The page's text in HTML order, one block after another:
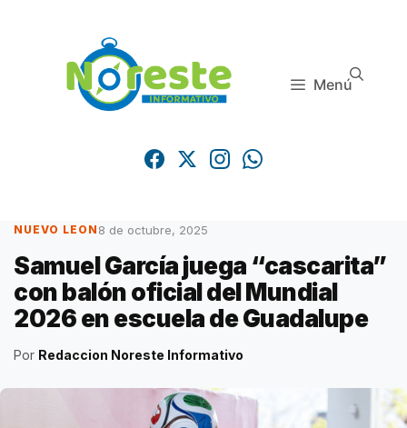
Menú
NUEVO LEON 8 de octubre, 2025
Samuel García juega “cascarita”
con balón oficial del Mundial
2026 en escuela de Guadalupe
Por Redaccion Noreste Informativo